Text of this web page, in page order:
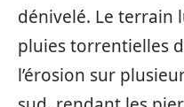
dénivelé. Le terrain
pluies torrentielles
l’érosion sur